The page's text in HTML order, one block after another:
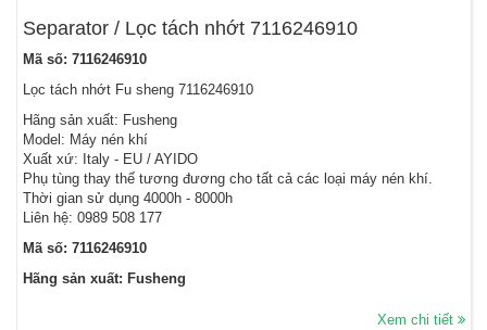
Separator / Lọc tách nhớt 7116246910
Mã số: 7116246910
Lọc tách nhớt Fu sheng 7116246910
Hãng sản xuất: Fusheng
Model: Máy nén khí
Xuất xứ: Italy - EU / AYIDO
Phụ tùng thay thế tương đương cho tất cả các loại máy nén khí.
Thời gian sử dụng 4000h - 8000h
Liên hệ: 0989 508 177
Mã số: 7116246910
Hãng sản xuất: Fusheng
Xem chi tiết